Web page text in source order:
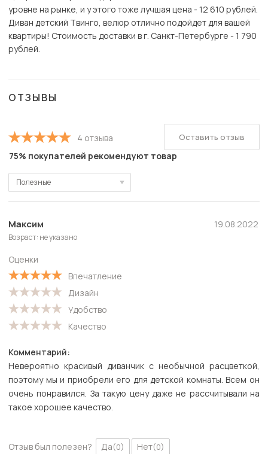
уровне на рынке, и у этого тоже лучшая цена - 12 610 рублей.
Диван детский Твинго, велюр отлично подойдет для вашей
квартиры! Стоимость доставки в г. Санкт-Петербурге - 1 790
рублей.
ОТЗЫВЫ
4 отзыва
75% покупателей рекомендуют товар
Полезные
Полезные
Новые
Старые
С высокой оценкой
С низкой оценкой
Максим
Возраст: не указано
Оценки
Впечатление
Дизайн
Удобство
Качество
19.08.2022
Комментарий:
Невероятно красивый диванчик с необычной расцветкой,
поэтому мы и приобрели его для детской комнаты. Всем он
очень понравился. За такую цену даже не рассчитывали на
такое хорошее качество.
Отзыв был полезен? Да(0) Нет(0)
Оставить отзыв